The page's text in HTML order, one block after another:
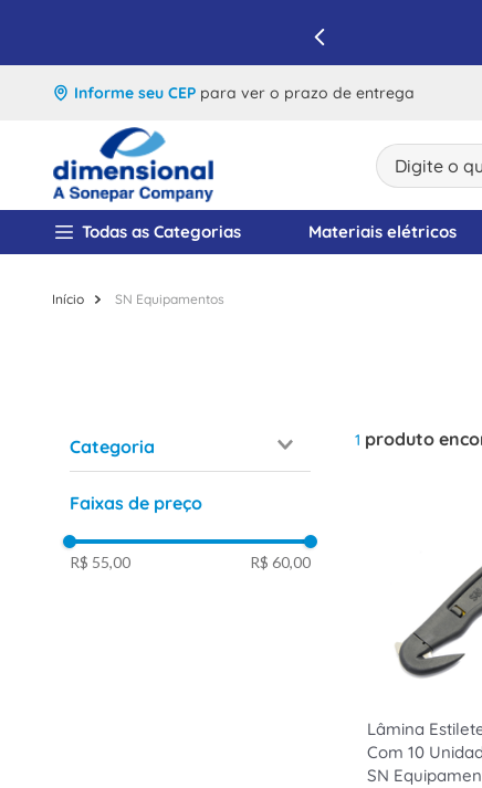
Informe seu CEP para ver o prazo de entrega
Digite o que
Todas as Categorias Materiais elétricos
SN Equipamentos
Categoria
Faixas de preço
R$ 55,00 R$ 60,00
1 produto
Lâmina
Com 10
SN
1º disjuntor
orion schneider
caixa